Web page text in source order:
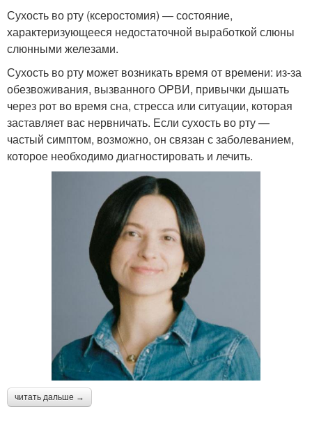
Сухость во рту (ксеростомия) — состояние,
характеризующееся недостаточной выработкой слюны
слюнными железами.
Сухость во рту может возникать время от времени: из-за
обезвоживания, вызванного ОРВИ, привычки дышать
через рот во время сна, стресса или ситуации, которая
заставляет вас нервничать. Если сухость во рту —
частый симптом, возможно, он связан с заболеванием,
которое необходимо диагностировать и лечить.
читать дальше →